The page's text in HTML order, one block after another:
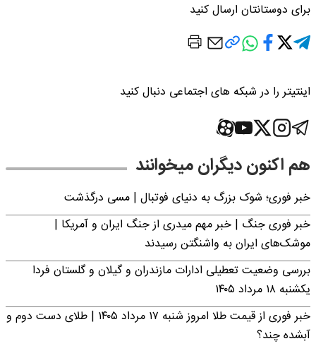
برای دوستانتان ارسال کنید
اینتیتر را در شبکه های اجتماعی دنبال کنید
هم اکنون دیگران میخوانند
خبر فوری؛‌ شوک بزرگ به دنیای فوتبال | مسی درگذشت
خبر فوری جنگ | خبر مهم میدری از جنگ ایران و آمریکا |
موشک‌های ایران به واشنگتن رسیدند
بررسی وضعیت تعطیلی ادارات مازندران و گیلان و گلستان فردا
یکشنبه ۱۸ مرداد ۱۴۰۵
خبر فوری از قیمت طلا امروز شنبه ۱۷ مرداد ۱۴۰۵ | طلای دست دوم و
آبشده چند؟